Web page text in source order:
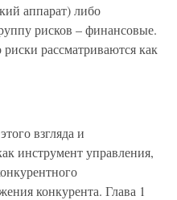
аппарат) либо
рисков – финансовые.
рассматриваются как
взгляда и
инструмент управления,
конкурента. Глава 1